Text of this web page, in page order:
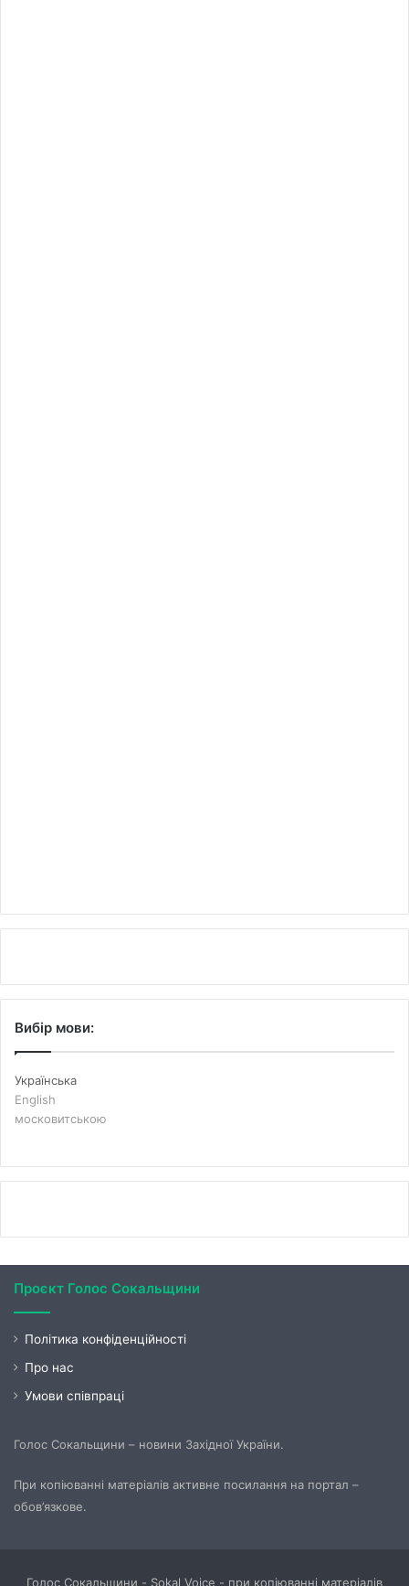
Вибір мови:
Українська
English
московитською
Проєкт Голос Сокальщини
Політика конфіденційності
Про нас
Умови співпраці
Голос Сокальщини – новини Західної України.
При копіюванні матеріалів активне посилання на портал –
обов’язкове.
Голос Сокальщини - Sokal Voice - при копіюванні матеріалів